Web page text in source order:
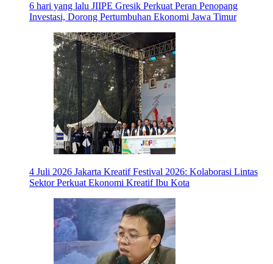
6 hari yang lalu JIIPE Gresik Perkuat Peran Penopang
Investasi, Dorong Pertumbuhan Ekonomi Jawa Timur
4 Juli 2026 Jakarta Kreatif Festival 2026: Kolaborasi Lintas
Sektor Perkuat Ekonomi Kreatif Ibu Kota